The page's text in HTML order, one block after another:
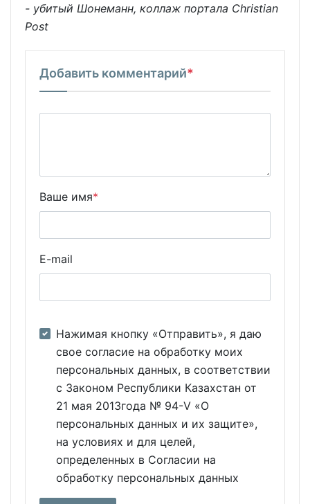
- убитый Шонеманн, коллаж портала Christian
Post
Добавить комментарий*
Ваше имя*
E-mail
Нажимая кнопку «Отправить», я даю
свое согласие на обработку моих
персональных данных, в соответствии
с Законом Республики Казахстан от
21 мая 2013года № 94-V «О
персональных данных и их защите»,
на условиях и для целей,
определенных в Согласии на
обработку персональных данных